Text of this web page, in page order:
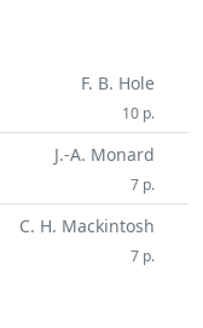
F. B. Hole
10 p.
J.-A. Monard
7 p.
C. H. Mackintosh
7 p.